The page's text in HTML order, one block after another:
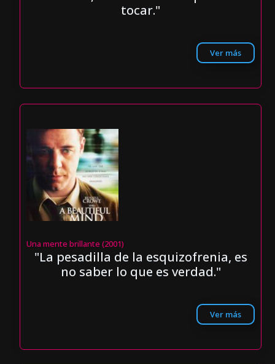
tocar."
Ver más
Una mente brillante (2001)
"La pesadilla de la esquizofrenia, es
no saber lo que es verdad."
Ver más